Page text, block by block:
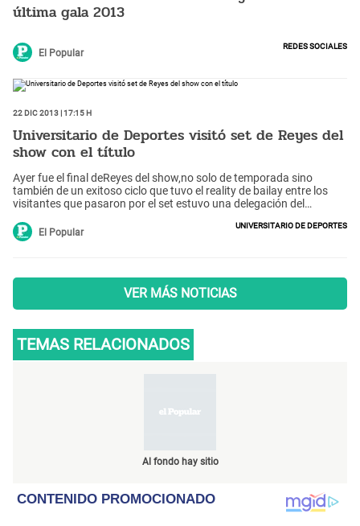
última gala 2013
El Popular
Redes Sociales
22 Dic 2013 | 17:15 h
Universitario de Deportes visitó set de Reyes del
show con el título
Ayer fue el final deReyes del show,no solo de temporada sino
también de un exitoso ciclo que tuvo el reality de bailay entre los
visitantes que pasaron por el set estuvo una delegación del
torneoDescentralizado 2013.
El Popular
Universitario de Deportes
VER MÁS NOTICIAS
TEMAS RELACIONADOS
Al fondo hay sitio